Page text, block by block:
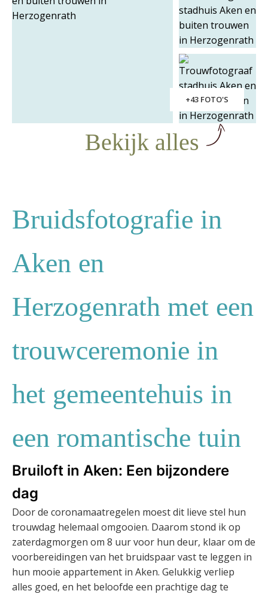
+43 FOTO'S
Bekijk alles
Bruidsfotografie in
Aken en
Herzogenrath met een
trouwceremonie in
het gemeentehuis in
een romantische tuin
Bruiloft in Aken: Een bijzondere
dag
Door de coronamaatregelen moest dit lieve stel hun
trouwdag helemaal omgooien. Daarom stond ik op
zaterdagmorgen om 8 uur voor hun deur, klaar om de
voorbereidingen van het bruidspaar vast te leggen in
hun mooie appartement in Aken. Gelukkig verliep
alles goed, en het beloofde een prachtige dag te